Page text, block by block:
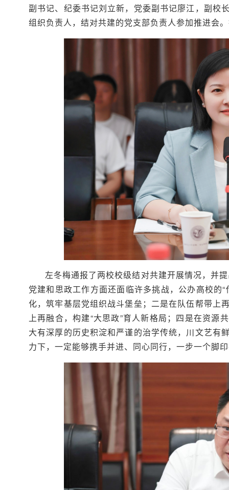
副书记、纪委书记刘立新，党委副书记廖江，副校
组织负责人，结对共建的党支部负责人参加推进会
左冬梅通报了两校校级结对共建开展情况，并
党建和思政工作方面还面临许多挑战，公办高校的
化，筑牢基层党组织战斗堡垒；二是在队伍帮带上
上再融合，构建“大思政”育人新格局；四是在资源
大有深厚的历史积淀和严谨的治学传统，川文艺有
力下，一定能够携手并进、同心同行，一步一个脚印